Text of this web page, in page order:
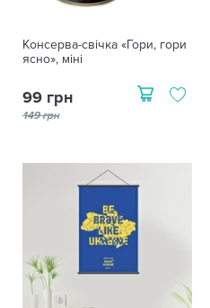
Консерва-свічка «Гори, гори
ясно», міні
99 грн
149 грн